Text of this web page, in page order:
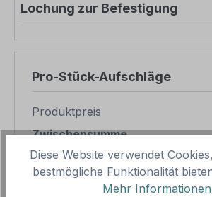
Lochung zur Befestigung
Pro-Stück-Aufschläge
Produktpreis
Zwischensumme
Zusammenfassung
Diese Website verwendet
bestmögliche Funktionalität
Mehr Informationen